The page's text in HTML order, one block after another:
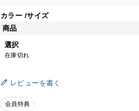
カラー サイズ
商品
選択
在庫切れ
レビューを書く
会員特典